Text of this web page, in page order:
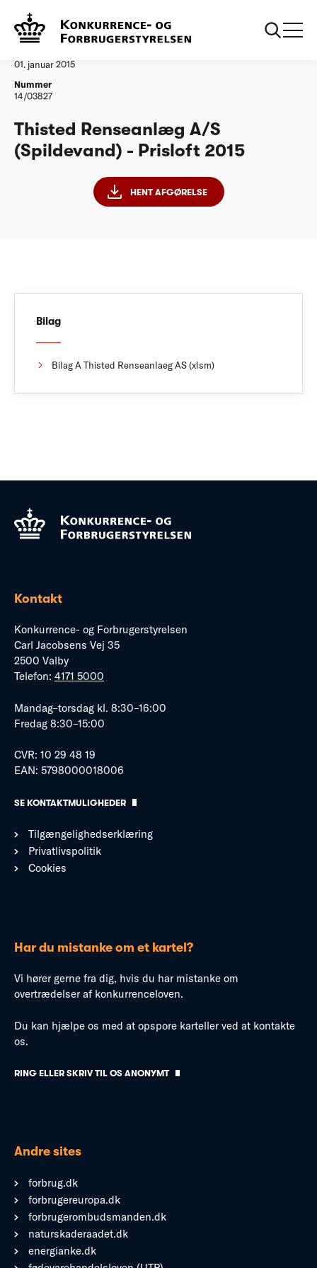
Vandtilsyn
01. januar 2015
Nummer
14/03827
Thisted Renseanlæg A/S
(Spildevand) - Prisloft 2015
HENT AFGØRELSE
Bilag
Bilag A Thisted Renseanlaeg AS (xlsm)
Kontakt
Konkurrence- og Forbrugerstyrelsen
Carl Jacobsens Vej 35
2500 Valby
Telefon: 4171 5000
Mandag–torsdag kl. 8:30–16:00
Fredag 8:30–15:00
CVR: 10 29 48 19
EAN: 5798000018006
SE KONTAKTMULIGHEDER
Tilgængelighedserklæring
Privatlivspolitik
Cookies
Har du mistanke om et kartel?
Vi hører gerne fra dig, hvis du har mistanke om
overtrædelser af konkurrenceloven.
Du kan hjælpe os med at opspore karteller ved at kontakte
os.
RING ELLER SKRIV TIL OS ANONYMT
Andre sites
forbrug.dk
forbrugereuropa.dk
forbrugerombudsmanden.dk
naturskaderaadet.dk
energianke.dk